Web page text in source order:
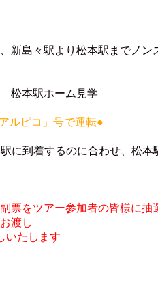
島々駅より松本駅までノン
本駅ホーム見学
ルピコ」号で運転●
に到着するのに合わせ、松
票をツアー参加者の皆様に
渡し
たします